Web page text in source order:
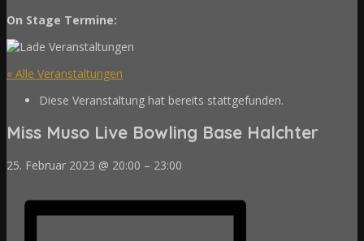
On Stage Termine:
« Alle Veranstaltungen
Diese Veranstaltung hat bereits stattgefunden.
Miss Muso Live Bowling Base Halchter
25. Februar 2023 @ 20:00 – 23:00